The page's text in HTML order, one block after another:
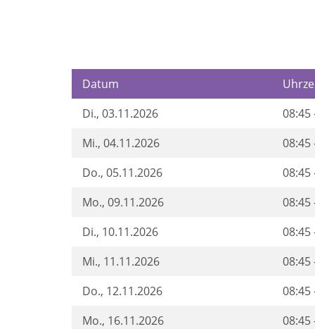
Datum
Di., 03.11.2026 08:45
Mi., 04.11.2026 08:45
Do., 05.11.2026 08:45
Mo., 09.11.2026 08:45
Di., 10.11.2026 08:45
Mi., 11.11.2026 08:45
Do., 12.11.2026 08:45
Mo., 16.11.2026 08:45